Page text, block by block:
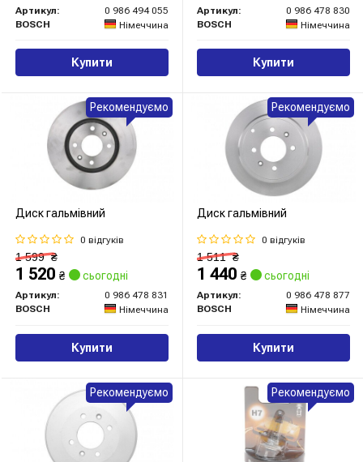
Артикул:
0 986 494 055
BOSCH
Німеччина
Купити
Артикул:
0 986 478 830
BOSCH
Німеччина
Купити
Диск гальмівний
0 відгуків
1 599₴
1 520 ₴ сьогодні
Артикул:
0 986 478 831
BOSCH
Німеччина
Купити
Рекомендуємо
Диск гальмівний
0 відгуків
1 511₴
1 440 ₴ сьогодні
Артикул:
0 986 478 877
BOSCH
Німеччина
Купити
Рекомендуємо
Рекомендуємо Рекомендуємо